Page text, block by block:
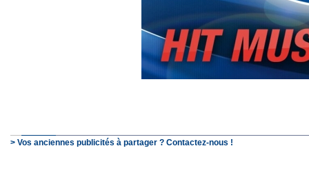
> Vos anciennes publicités à partager ? Contactez-nous !